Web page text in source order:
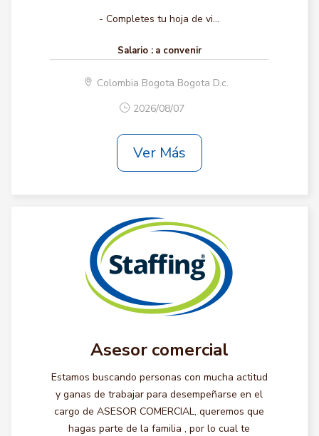
- Completes tu hoja de vi...
Salario : a convenir
Colombia Bogota Bogota D.c.
2026/08/07
Ver Más
Asesor comercial
Estamos buscando personas con mucha actitud
y ganas de trabajar para desempeñarse en el
cargo de ASESOR COMERCIAL, queremos que
hagas parte de la familia , por lo cual te